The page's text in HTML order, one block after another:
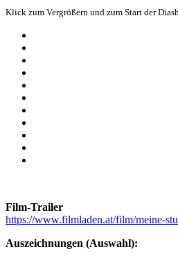
Klick zum Vergrößern und zum Start der
Film-Trailer
https://www.filmladen.at/film/meine-
Auszeichnungen (Auswahl):